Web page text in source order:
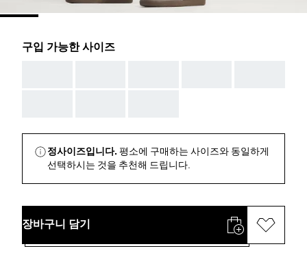
구입 가능한 사이즈
정사이즈입니다. 평소에 구매하는 사이즈와 동일하게
선택하시는 것을 추천해 드립니다.
장바구니 담기